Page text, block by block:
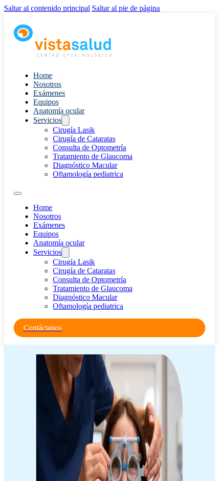
Saltar al contenido principal Saltar al pie de página
Home
Nosotros
Exámenes
Equipos
Anatomía ocular
Servicios
Cirugía Lasik
Cirugía de Cataratas
Consulta de Optometría
Tratamiento de Glaucoma
Diagnóstico Macular
Oftamología pediatrica
Home
Nosotros
Exámenes
Equipos
Anatomía ocular
Servicios
Cirugía Lasik
Cirugía de Cataratas
Consulta de Optometría
Tratamiento de Glaucoma
Diagnóstico Macular
Oftamología pediatrica
Contáctanos